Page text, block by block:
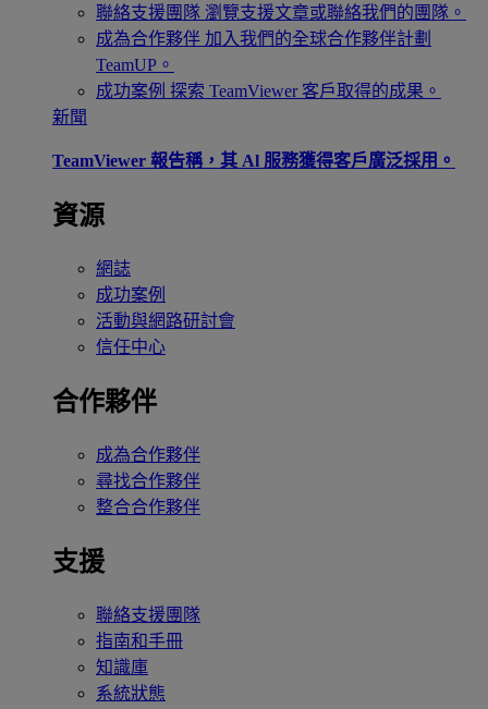
聯絡支援團隊 瀏覽支援文章或聯絡我們的團隊。
成為合作夥伴 加入我們的全球合作夥伴計劃
TeamUP。
成功案例 探索 TeamViewer 客戶取得的成果。
新聞
TeamViewer 報告稱，其 Al 服務獲得客戶廣泛採用。
資源
網誌
成功案例
活動與網路研討會
信任中心
合作夥伴
成為合作夥伴
尋找合作夥伴
整合合作夥伴
支援
聯絡支援團隊
指南和手冊
知識庫
系統狀態